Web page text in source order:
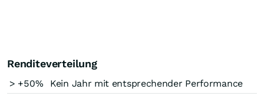
Renditeverteilung
> +50%
Kein Jahr mit entsprechender Performance